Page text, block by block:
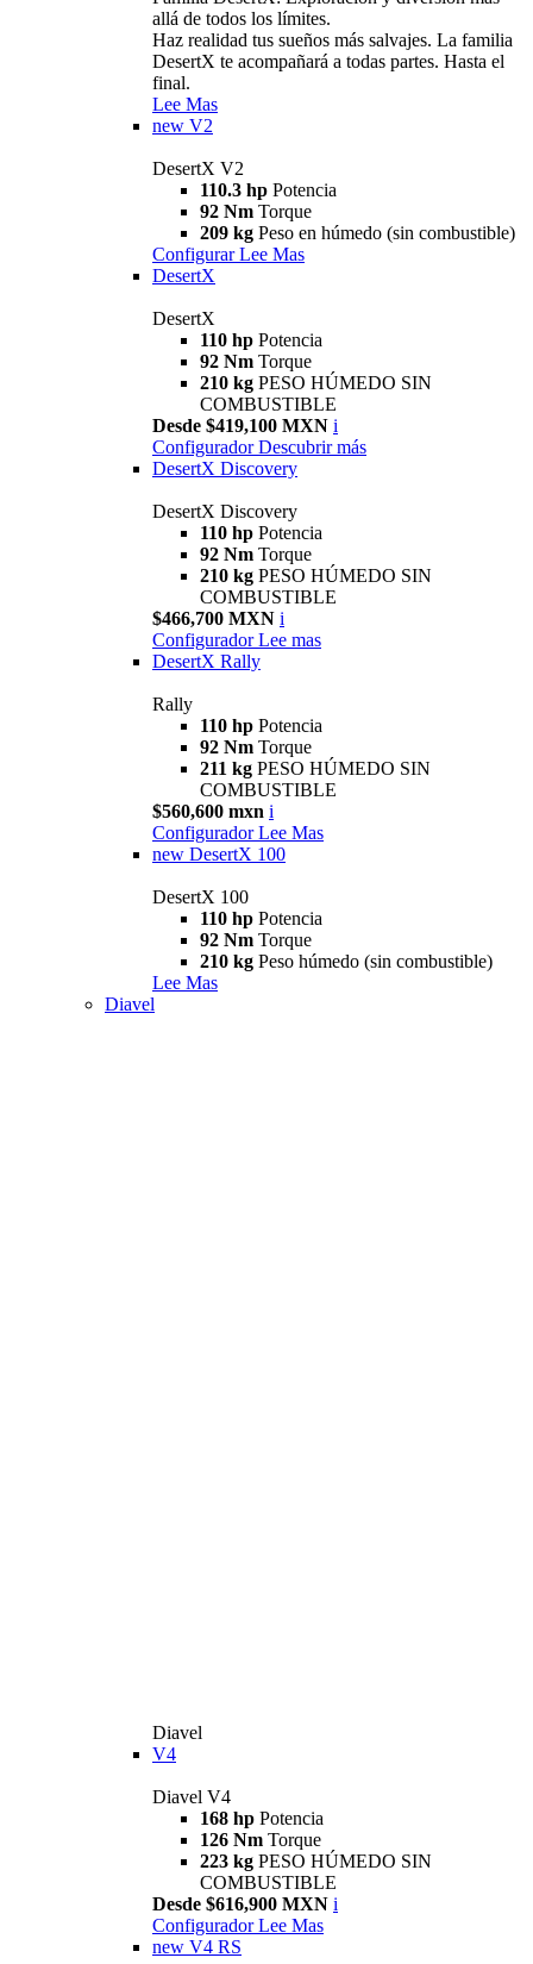
allá de todos los límites.
Haz realidad tus sueños más salvajes. La familia
DesertX te acompañará a todas partes. Hasta el
final.
Lee Mas
new V2
DesertX V2
110.3 hp Potencia
92 Nm Torque
209 kg Peso en húmedo (sin combustible)
Configurar Lee Mas
DesertX
DesertX
110 hp Potencia
92 Nm Torque
210 kg PESO HÚMEDO SIN
COMBUSTIBLE
Desde $419,100 MXN i
Configurador Descubrir más
DesertX Discovery
DesertX Discovery
110 hp Potencia
92 Nm Torque
210 kg PESO HÚMEDO SIN
COMBUSTIBLE
$466,700 MXN i
Configurador Lee mas
DesertX Rally
Rally
110 hp Potencia
92 Nm Torque
211 kg PESO HÚMEDO SIN
COMBUSTIBLE
$560,600 mxn i
Configurador Lee Mas
new DesertX 100
DesertX 100
110 hp Potencia
92 Nm Torque
210 kg Peso húmedo (sin combustible)
Lee Mas
Diavel
Diavel
V4
Diavel V4
168 hp Potencia
126 Nm Torque
223 kg PESO HÚMEDO SIN
COMBUSTIBLE
Desde $616,900 MXN i
Configurador Lee Mas
new V4 RS